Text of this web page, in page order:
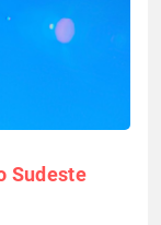
Sudeste